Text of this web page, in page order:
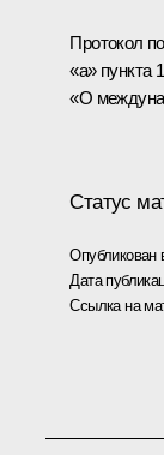
Протокол
«а» пункта
«О
Статус
Опубликован
Дата
Ссылка на